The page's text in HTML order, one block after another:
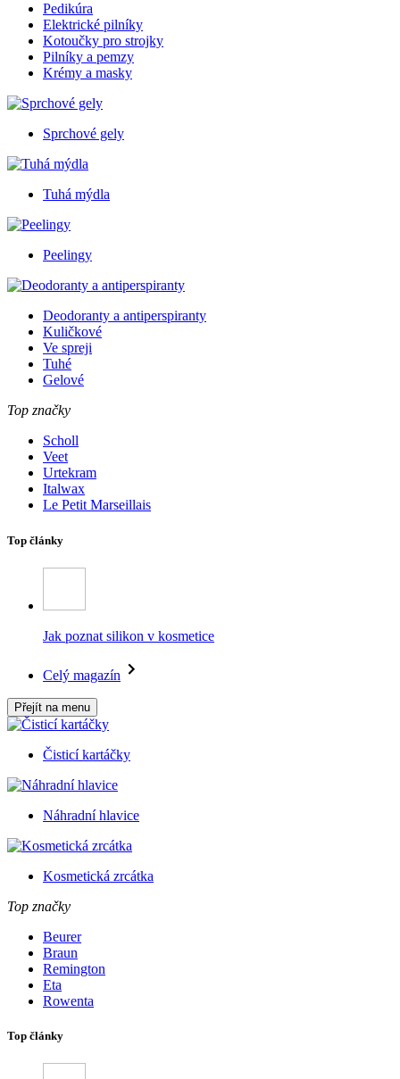
Pedikúra
Elektrické pilníky
Kotoučky pro strojky
Pilníky a pemzy
Krémy a masky
Sprchové gely
Tuhá mýdla
Peelingy
Deodoranty a antiperspiranty
Kuličkové
Ve spreji
Tuhé
Gelové
Top značky
Scholl
Veet
Urtekram
Italwax
Le Petit Marseillais
Top články
Jak poznat silikon v kosmetice
Celý magazín
Přejít na menu
Čisticí kartáčky
Náhradní hlavice
Kosmetická zrcátka
Top značky
Beurer
Braun
Remington
Eta
Rowenta
Top články